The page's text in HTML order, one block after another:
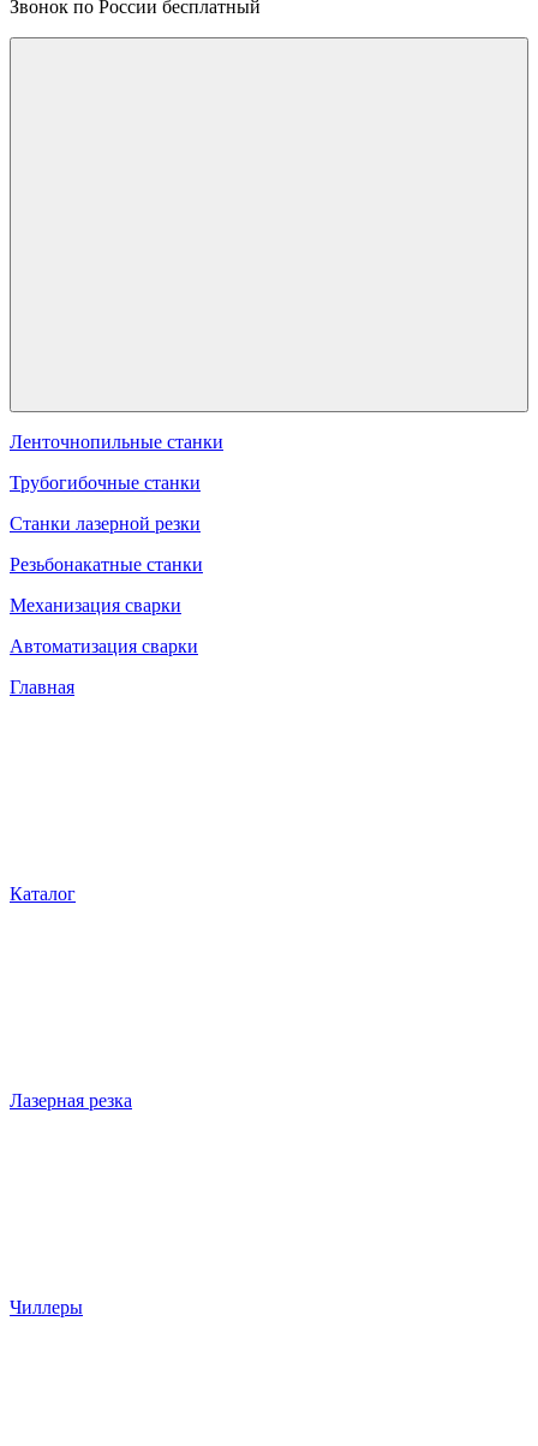
Звонок по России бесплатный
Ленточнопильные станки
Трубогибочные станки
Станки лазерной резки
Резьбонакатные станки
Механизация сварки
Автоматизация сварки
Главная
Каталог
Лазерная резка
Чиллеры